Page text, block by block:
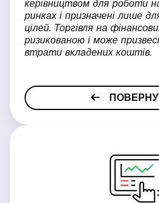
керівництвом для роботи
ринках і призначені лише
цілей. Торгівля на
ризикованою і може
втрати вкладених коштів.